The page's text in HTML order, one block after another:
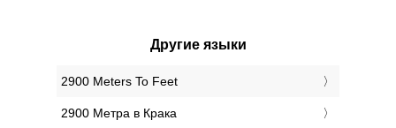
Другие языки
‎2900 Meters To Feet
‎2900 Метра в Крака